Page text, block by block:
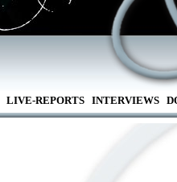
LIVE-REPORTS INTERVIEWS